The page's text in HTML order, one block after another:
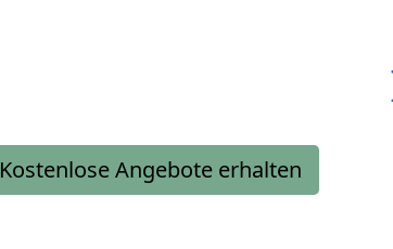
Kostenlose Angebote erhalten